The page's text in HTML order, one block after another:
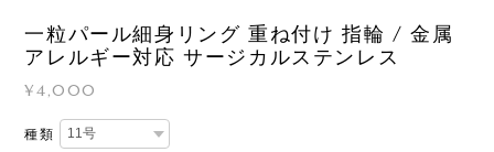
一粒パール細身リング 重ね付け 指輪 / 金属
アレルギー対応 サージカルステンレス
¥4,000
種類